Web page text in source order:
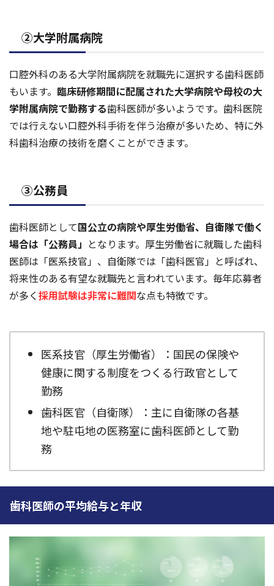
②大学附属病院
口腔外科のある大学附属病院を就職先に選択する歯科医師
もいます。 臨床研修期間に配属された大学病院や母校の大
学附属病院で勤務する歯科医師が多いようです。歯科医院
では行えない口腔外科手術を伴う治療が多いため、特に外
科歯科治療の技術を磨くことができます。
③公務員
歯科医師として国公立の病院や厚生労働省、自衛隊で働く
場合は「公務員」 となります。厚生労働省に就職した歯科
医師は「医系技官」、自衛隊では「歯科医官」と呼ばれ、
将来性のある有望な就職先と言われています。毎年応募者
が多く 採用試験は非常に難関な点も特徴です。
医系技官（厚生労働省）：国民の保険や
健康に関する制度をつくる行政官として
勤務
歯科医官（自衛隊）：主に自衛隊の各基
地や駐屯地の医務室に歯科医師として勤
務
歯科医師の平均給与と年収